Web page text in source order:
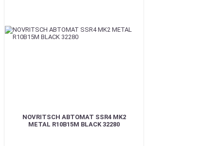
NOVRITSCH АВТОМАТ SSR4 MK2
METAL R10B15M BLACK 32280